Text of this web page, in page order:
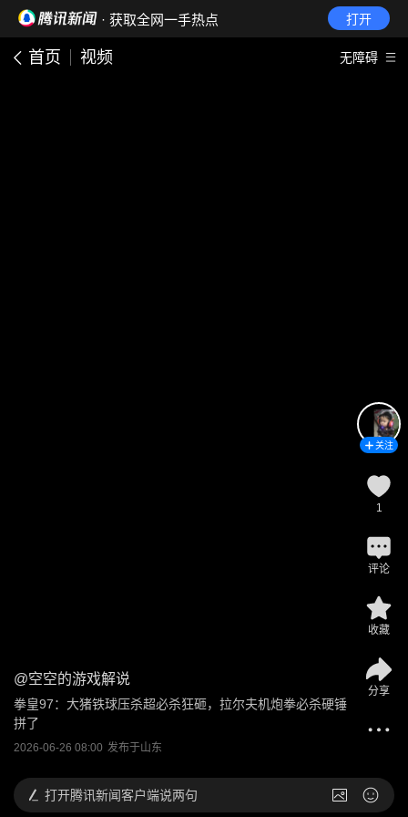
· 获取全网一手热点 打开
首页 视频 无障碍
@空空的游戏解说
拳皇97：大猪铁球压杀超必杀狂砸，拉尔夫机炮拳必杀硬锤
拼了
2026-06-26 08:00 发布于山东
关注
1
评论
收藏
分享
打开腾讯新闻客户端说两句